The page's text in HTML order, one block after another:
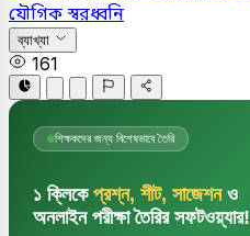
যৌগিক স্বরধ্বনি
ব্যাখ্যা
161
শিক্ষকদের জন্য বিশেষভাবে তৈরি
১ ক্লিকে প্রশ্ন, শীট, সাজেশনও
অনলাইন পরীক্ষা তৈরির সফটওয়্যার!